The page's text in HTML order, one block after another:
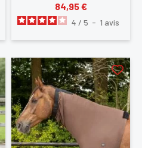
84,95 €
4 / 5 - 1 avis